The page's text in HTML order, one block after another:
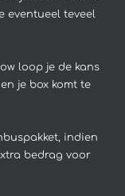
eventueel teveel
loop je de kans
je box komt te
indien
bedrag voor